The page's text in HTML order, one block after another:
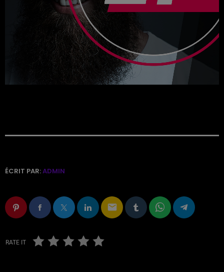
ÉCRIT PAR:ADMIN
email
RATE IT